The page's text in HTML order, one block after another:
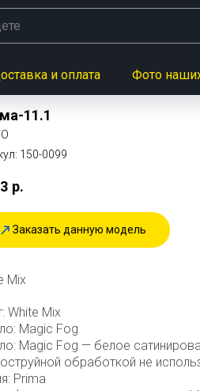
и оплата Фото
11.1
150-0099
р.
Заказать данную модель
Mix
White Mix
Magic Fog
Magic Fog — белое
обработкой не
Prima